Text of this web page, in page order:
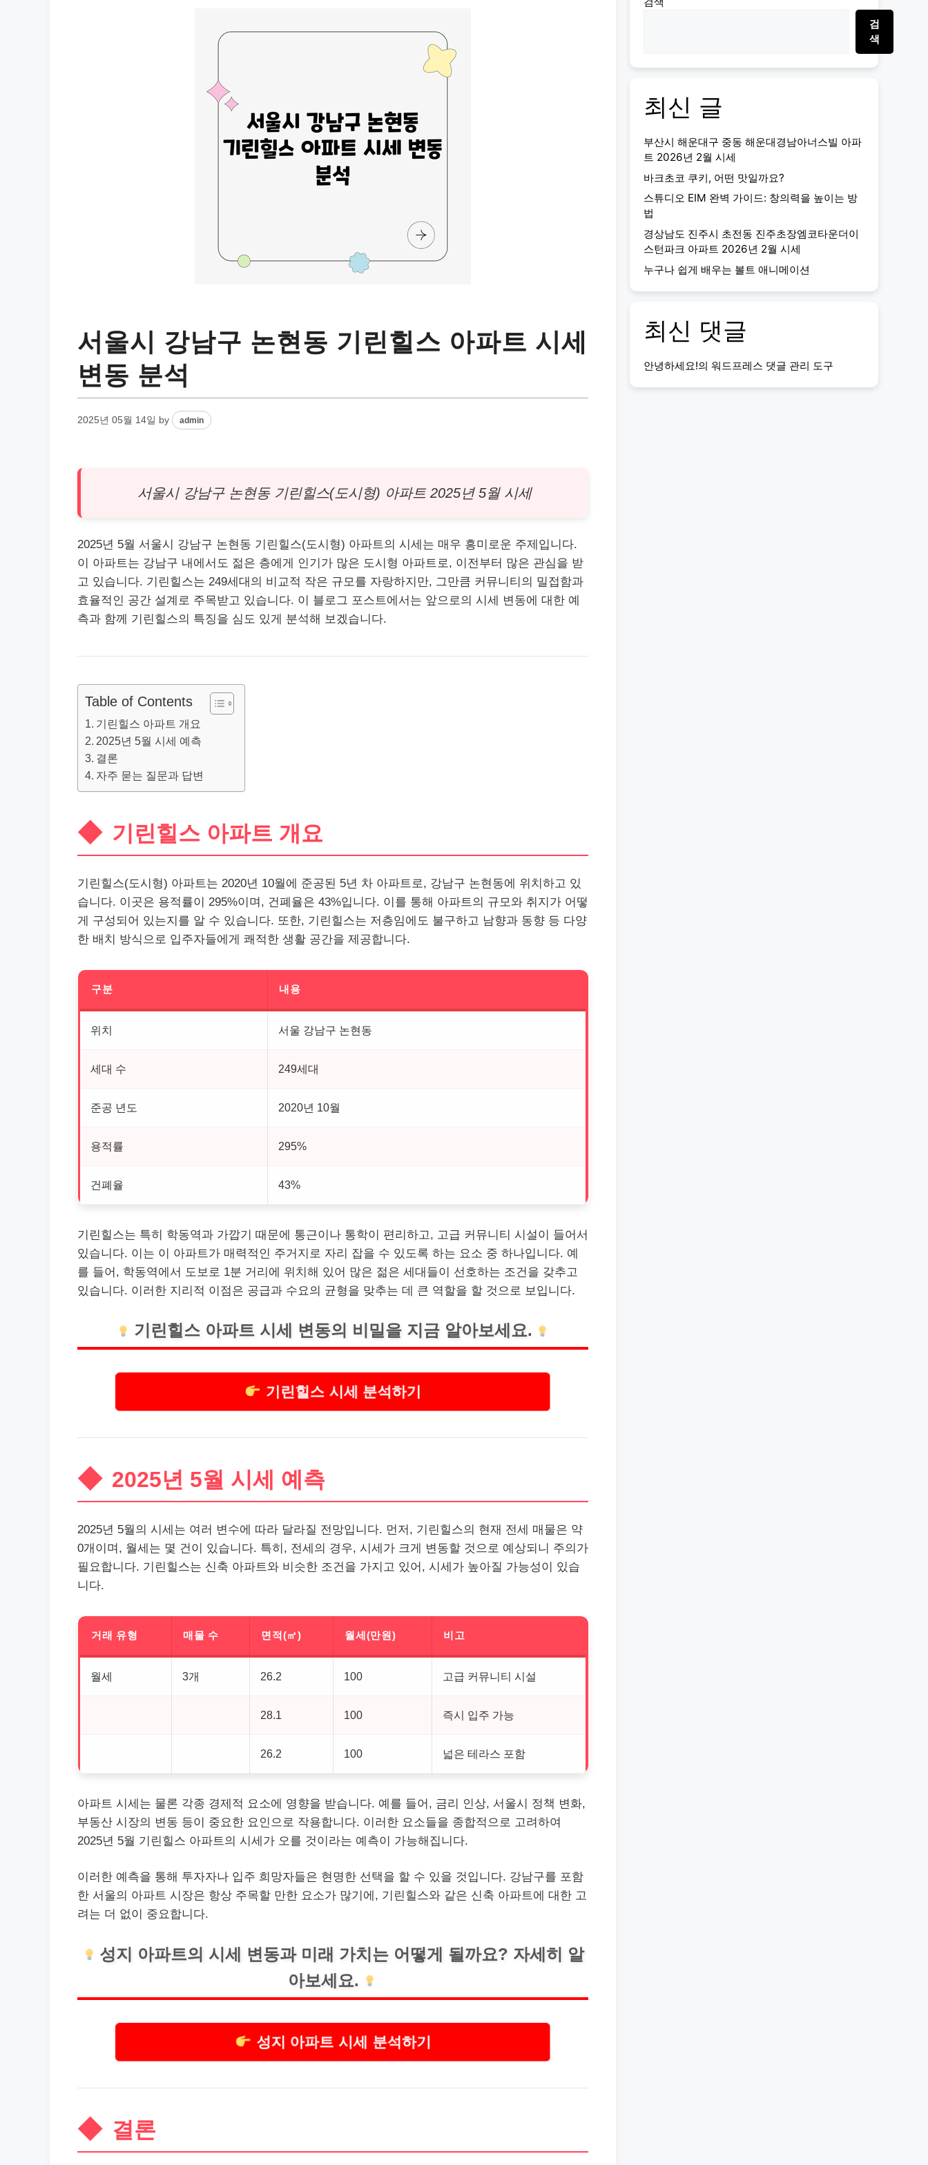
서울시 강남구 논현동 기린힐스 아파트 시세
변동 분석
2025년 05월 14일 by admin
서울시 강남구 논현동 기린힐스(도시형) 아파트 2025년 5월 시세
2025년 5월 서울시 강남구 논현동 기린힐스(도시형) 아파트의 시세는 매우 흥미로운 주제입니다.
이 아파트는 강남구 내에서도 젊은 층에게 인기가 많은 도시형 아파트로, 이전부터 많은 관심을 받
고 있습니다. 기린힐스는 249세대의 비교적 작은 규모를 자랑하지만, 그만큼 커뮤니티의 밀접함과
효율적인 공간 설계로 주목받고 있습니다. 이 블로그 포스트에서는 앞으로의 시세 변동에 대한 예
측과 함께 기린힐스의 특징을 심도 있게 분석해 보겠습니다.
Table of Contents
기린힐스 아파트 개요
2025년 5월 시세 예측
결론
자주 묻는 질문과 답변
기린힐스 아파트 개요
기린힐스(도시형) 아파트는 2020년 10월에 준공된 5년 차 아파트로, 강남구 논현동에 위치하고 있
습니다. 이곳은 용적률이 295%이며, 건폐율은 43%입니다. 이를 통해 아파트의 규모와 취지가 어떻
게 구성되어 있는지를 알 수 있습니다. 또한, 기린힐스는 저층임에도 불구하고 남향과 동향 등 다양
한 배치 방식으로 입주자들에게 쾌적한 생활 공간을 제공합니다.
구분 내용
위치 서울 강남구 논현동
세대 수 249세대
준공 년도 2020년 10월
용적률 295%
건폐율 43%
기린힐스는 특히 학동역과 가깝기 때문에 통근이나 통학이 편리하고, 고급 커뮤니티 시설이 들어서
있습니다. 이는 이 아파트가 매력적인 주거지로 자리 잡을 수 있도록 하는 요소 중 하나입니다. 예
를 들어, 학동역에서 도보로 1분 거리에 위치해 있어 많은 젊은 세대들이 선호하는 조건을 갖추고
있습니다. 이러한 지리적 이점은 공급과 수요의 균형을 맞추는 데 큰 역할을 할 것으로 보입니다.
기린힐스 아파트 시세 변동의 비밀을 지금 알아보세요.
기린힐스 시세 분석하기
2025년 5월 시세 예측
2025년 5월의 시세는 여러 변수에 따라 달라질 전망입니다. 먼저, 기린힐스의 현재 전세 매물은 약
0개이며, 월세는 몇 건이 있습니다. 특히, 전세의 경우, 시세가 크게 변동할 것으로 예상되니 주의가
필요합니다. 기린힐스는 신축 아파트와 비슷한 조건을 가지고 있어, 시세가 높아질 가능성이 있습
니다.
거래 유형 매물 수 면적(㎡) 월세(만원) 비고
월세 3개 26.2 100 고급 커뮤니티 시설
28.1 100 즉시 입주 가능
26.2 100 넓은 테라스 포함
아파트 시세는 물론 각종 경제적 요소에 영향을 받습니다. 예를 들어, 금리 인상, 서울시 정책 변화,
부동산 시장의 변동 등이 중요한 요인으로 작용합니다. 이러한 요소들을 종합적으로 고려하여
2025년 5월 기린힐스 아파트의 시세가 오를 것이라는 예측이 가능해집니다.
이러한 예측을 통해 투자자나 입주 희망자들은 현명한 선택을 할 수 있을 것입니다. 강남구를 포함
한 서울의 아파트 시장은 항상 주목할 만한 요소가 많기에, 기린힐스와 같은 신축 아파트에 대한 고
려는 더 없이 중요합니다.
성지 아파트의 시세 변동과 미래 가치는 어떻게 될까요? 자세히 알
아보세요.
성지 아파트 시세 분석하기
결론
검
색
최신 글
부산시 해운대구 중동 해운대경남아너스빌 아파
트 2026년 2월 시세
바크초코 쿠키, 어떤 맛일까요?
스튜디오 EIM 완벽 가이드: 창의력을 높이는 방
법
경상남도 진주시 초전동 진주초장엠코타운더이
스턴파크 아파트 2026년 2월 시세
누구나 쉽게 배우는 볼트 애니메이션
최신 댓글
안녕하세요!의 워드프레스 댓글 관리 도구